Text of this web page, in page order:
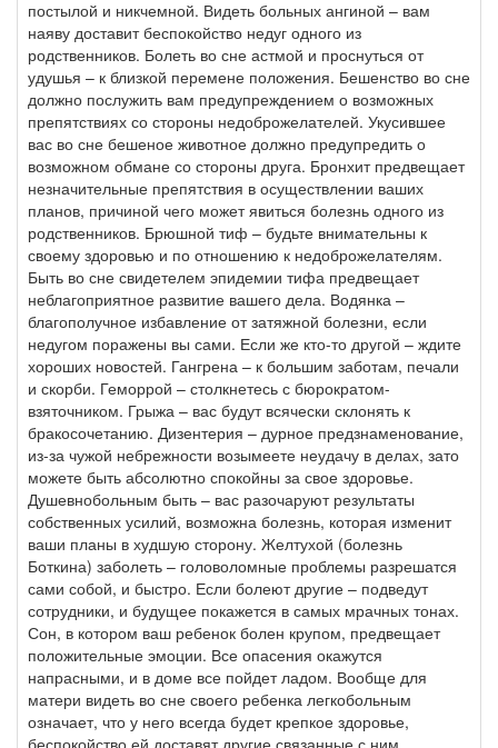
постылой и никчемной. Видеть больных ангиной – вам
наяву доставит беспокойство недуг одного из
родственников. Болеть во сне астмой и проснуться от
удушья – к близкой перемене положения. Бешенство во сне
должно послужить вам предупреждением о возможных
препятствиях со стороны недоброжелателей. Укусившее
вас во сне бешеное животное должно предупредить о
возможном обмане со стороны друга. Бронхит предвещает
незначительные препятствия в осуществлении ваших
планов, причиной чего может явиться болезнь одного из
родственников. Брюшной тиф – будьте внимательны к
своему здоровью и по отношению к недоброжелателям.
Быть во сне свидетелем эпидемии тифа предвещает
неблагоприятное развитие вашего дела. Водянка –
благополучное избавление от затяжной болезни, если
недугом поражены вы сами. Если же кто-то другой – ждите
хороших новостей. Гангрена – к большим заботам, печали
и скорби. Геморрой – столкнетесь с бюрократом-
взяточником. Грыжа – вас будут всячески склонять к
бракосочетанию. Дизентерия – дурное предзнаменование,
из-за чужой небрежности возымеете неудачу в делах, зато
можете быть абсолютно спокойны за свое здоровье.
Душевнобольным быть – вас разочаруют результаты
собственных усилий, возможна болезнь, которая изменит
ваши планы в худшую сторону. Желтухой (болезнь
Боткина) заболеть – головоломные проблемы разрешатся
сами собой, и быстро. Если болеют другие – подведут
сотрудники, и будущее покажется в самых мрачных тонах.
Сон, в котором ваш ребенок болен крупом, предвещает
положительные эмоции. Все опасения окажутся
напрасными, и в доме все пойдет ладом. Вообще для
матери видеть во сне своего ребенка легкобольным
означает, что у него всегда будет крепкое здоровье,
беспокойство ей доставят другие связанные с ним